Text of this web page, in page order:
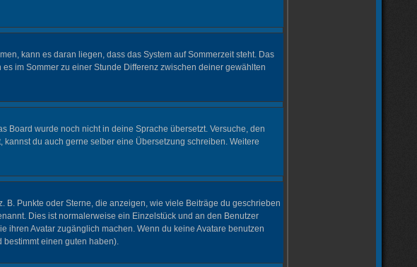
kann es daran liegen, dass das System auf Sommerzeit steht. Das
im Sommer zu einer Stunde Differenz zwischen deiner gewählten
Board wurde noch nicht in deine Sprache übersetzt. Versuche, den
du auch gerne selber eine Übersetzung schreiben. Weitere
Punkte oder Sterne, die anzeigen, wie viele Beiträge du geschrieben
Dies ist normalerweise ein Einzelstück und an den Benutzer
ihren Avatar zugänglich machen. Wenn du keine Avatare benutzen
bestimmt einen guten haben).